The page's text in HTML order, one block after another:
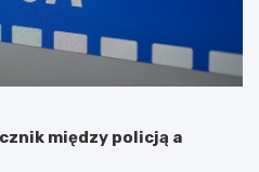
między policją a